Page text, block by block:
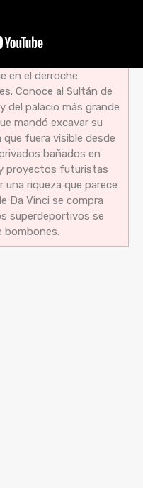
en el derroche
Conoce al Sultán de
del palacio más grande
mandó excavar su
fuera visible desde
bañados en
proyectos futuristas
una riqueza que parece
Da Vinci se compra
superdeportivos se
bombones.